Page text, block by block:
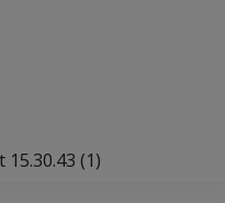
(1)